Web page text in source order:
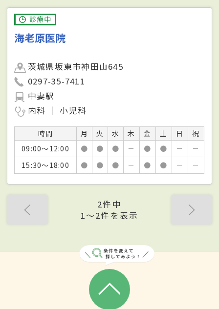
診療中
海老原医院
茨城県坂東市神田山645
0297-35-7411
中妻駅
内科
小児科
時間 月 火 水 木 金 土 日
祝
09:00～12:00
● ● ● － ● ● －
－
15:30～18:00
● ● ● － ● ● － －
2件中
1〜2件を表示